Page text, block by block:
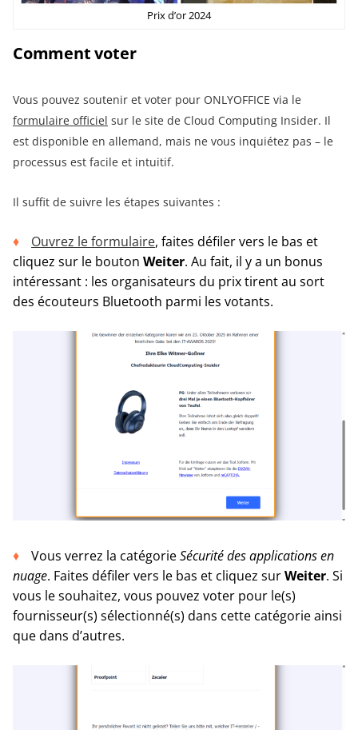
Prix d’or 2024
Comment voter
Vous pouvez soutenir et voter pour ONLYOFFICE via le
formulaire officiel sur le site de Cloud Computing Insider. Il
est disponible en allemand, mais ne vous inquiétez pas – le
processus est facile et intuitif.
Il suffit de suivre les étapes suivantes :
Ouvrez le formulaire, faites défiler vers le bas et
cliquez sur le bouton Weiter. Au fait, il y a un bonus
intéressant : les organisateurs du prix tirent au sort
des écouteurs Bluetooth parmi les votants.
Vous verrez la catégorieSécurité des applications en
nuage. Faites défiler vers le bas et cliquez surWeiter. Si
vous le souhaitez, vous pouvez voter pour le(s)
fournisseur(s) sélectionné(s) dans cette catégorie ainsi
que dans d’autres.